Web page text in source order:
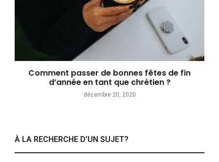
Comment passer de bonnes fêtes de fin
d’année en tant que chrétien ?
décembre 20, 2020
À LA RECHERCHE D’UN SUJET?